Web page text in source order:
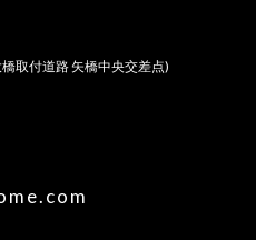
取付道路 矢橋中央交差点)